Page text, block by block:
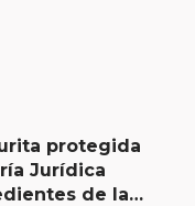
protegida
Jurídica
de la